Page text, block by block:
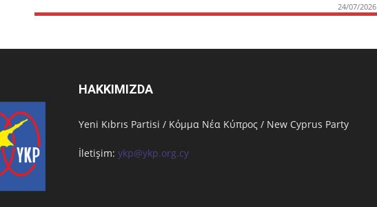
24/07/2026
HAKKIMIZDA
Υeni Kıbrıs Partisi / Κόμμα Νέα Κύπρος / New Cyprus Party
İletişim: ykp@ykp.org.cy